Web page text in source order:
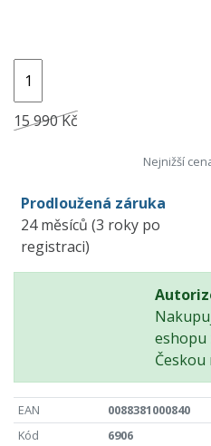
15 990 Kč
Nejnižší
Prodloužená záruka
24 měsíců (3 roky po
registraci)
eshopu
EAN
0088381000840
Kód
6906